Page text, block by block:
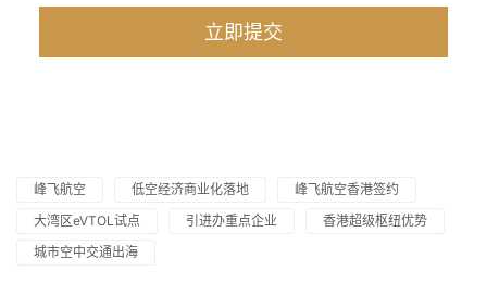
峰飞航空 低空经济商业化落地
峰飞航空香港签约
大湾区eVTOL试点
引进办重点企业
香港超级枢纽优势
城市空中交通出海